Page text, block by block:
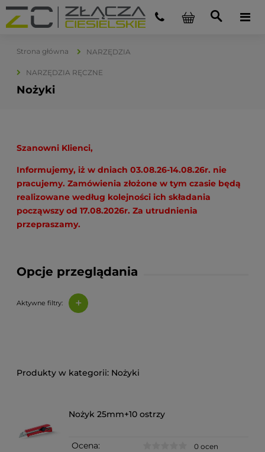
Strona główna NARZĘDZIA
NARZĘDZIA RĘCZNE
Nożyki
Szanowni Klienci,
Informujemy, iż w dniach 03.08.26-14.08.26r. nie
pracujemy. Zamówienia złożone w tym czasie będą
realizowane według kolejności ich składania
począwszy od 17.08.2026r. Za utrudnienia
przepraszamy.
Opcje przeglądania
Aktywne filtry: +
Nożyki
Nożyk 25mm+10 ostrzy
Ocena: 0 ocen